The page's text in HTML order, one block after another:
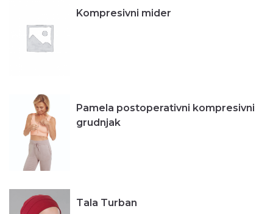
Kompresivni mider
Pamela postoperativni kompresivni
grudnjak
Tala Turban